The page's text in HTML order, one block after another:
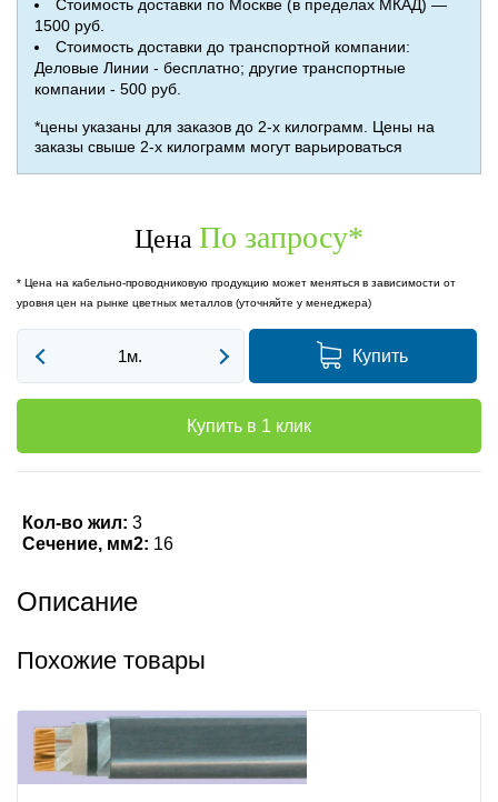
Стоимость доставки по Москве (в пределах МКАД) —
1500 руб.
Стоимость доставки до транспортной компании:
Деловые Линии - бесплатно; другие транспортные
компании - 500 руб.
*цены указаны для заказов до 2-х килограмм. Цены на
заказы свыше 2-х килограмм могут варьироваться
Цена По запросу*
* Цена на кабельно-проводниковую продукцию может меняться в зависимости от
уровня цен на рынке цветных металлов (уточняйте у менеджера)
Купить
Купить в 1 клик
Кол-во жил: 3
Сечение, мм2: 16
Описание
Похожие товары